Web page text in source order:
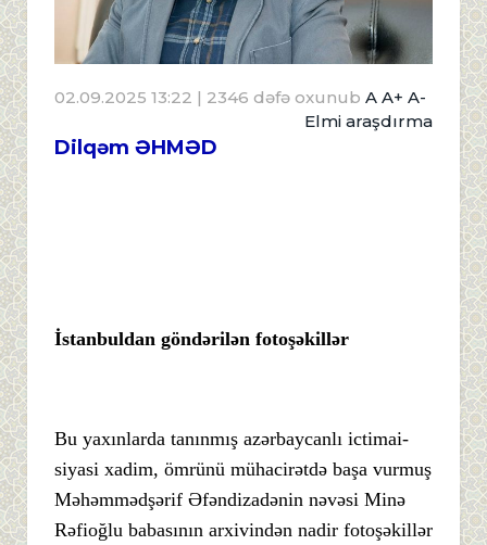
02.09.2025 13:22 | 2346 dəfə oxunub A A+ A-
Elmi araşdırma
Dilqəm ƏHMƏD
İstanbuldan göndərilən fotoşəkillər
Bu yaxınlarda tanınmış azərbaycanlı ictimai-
siyasi xadim, ömrünü mühacirətdə başa vurmuş
Məhəmmədşərif Əfəndizadənin nəvəsi Minə
Rəfioğlu babasının arxivindən nadir fotoşəkillər